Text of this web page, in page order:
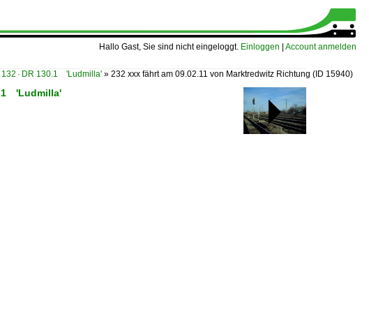
Hallo Gast, Sie sind nicht eingeloggt. Einloggen Account anmelden
· DR 130.1 'Ludmilla' » 232 xxx fährt am 09.02.11 von Marktredwitz Richtung (ID 15940)
'Ludmilla'